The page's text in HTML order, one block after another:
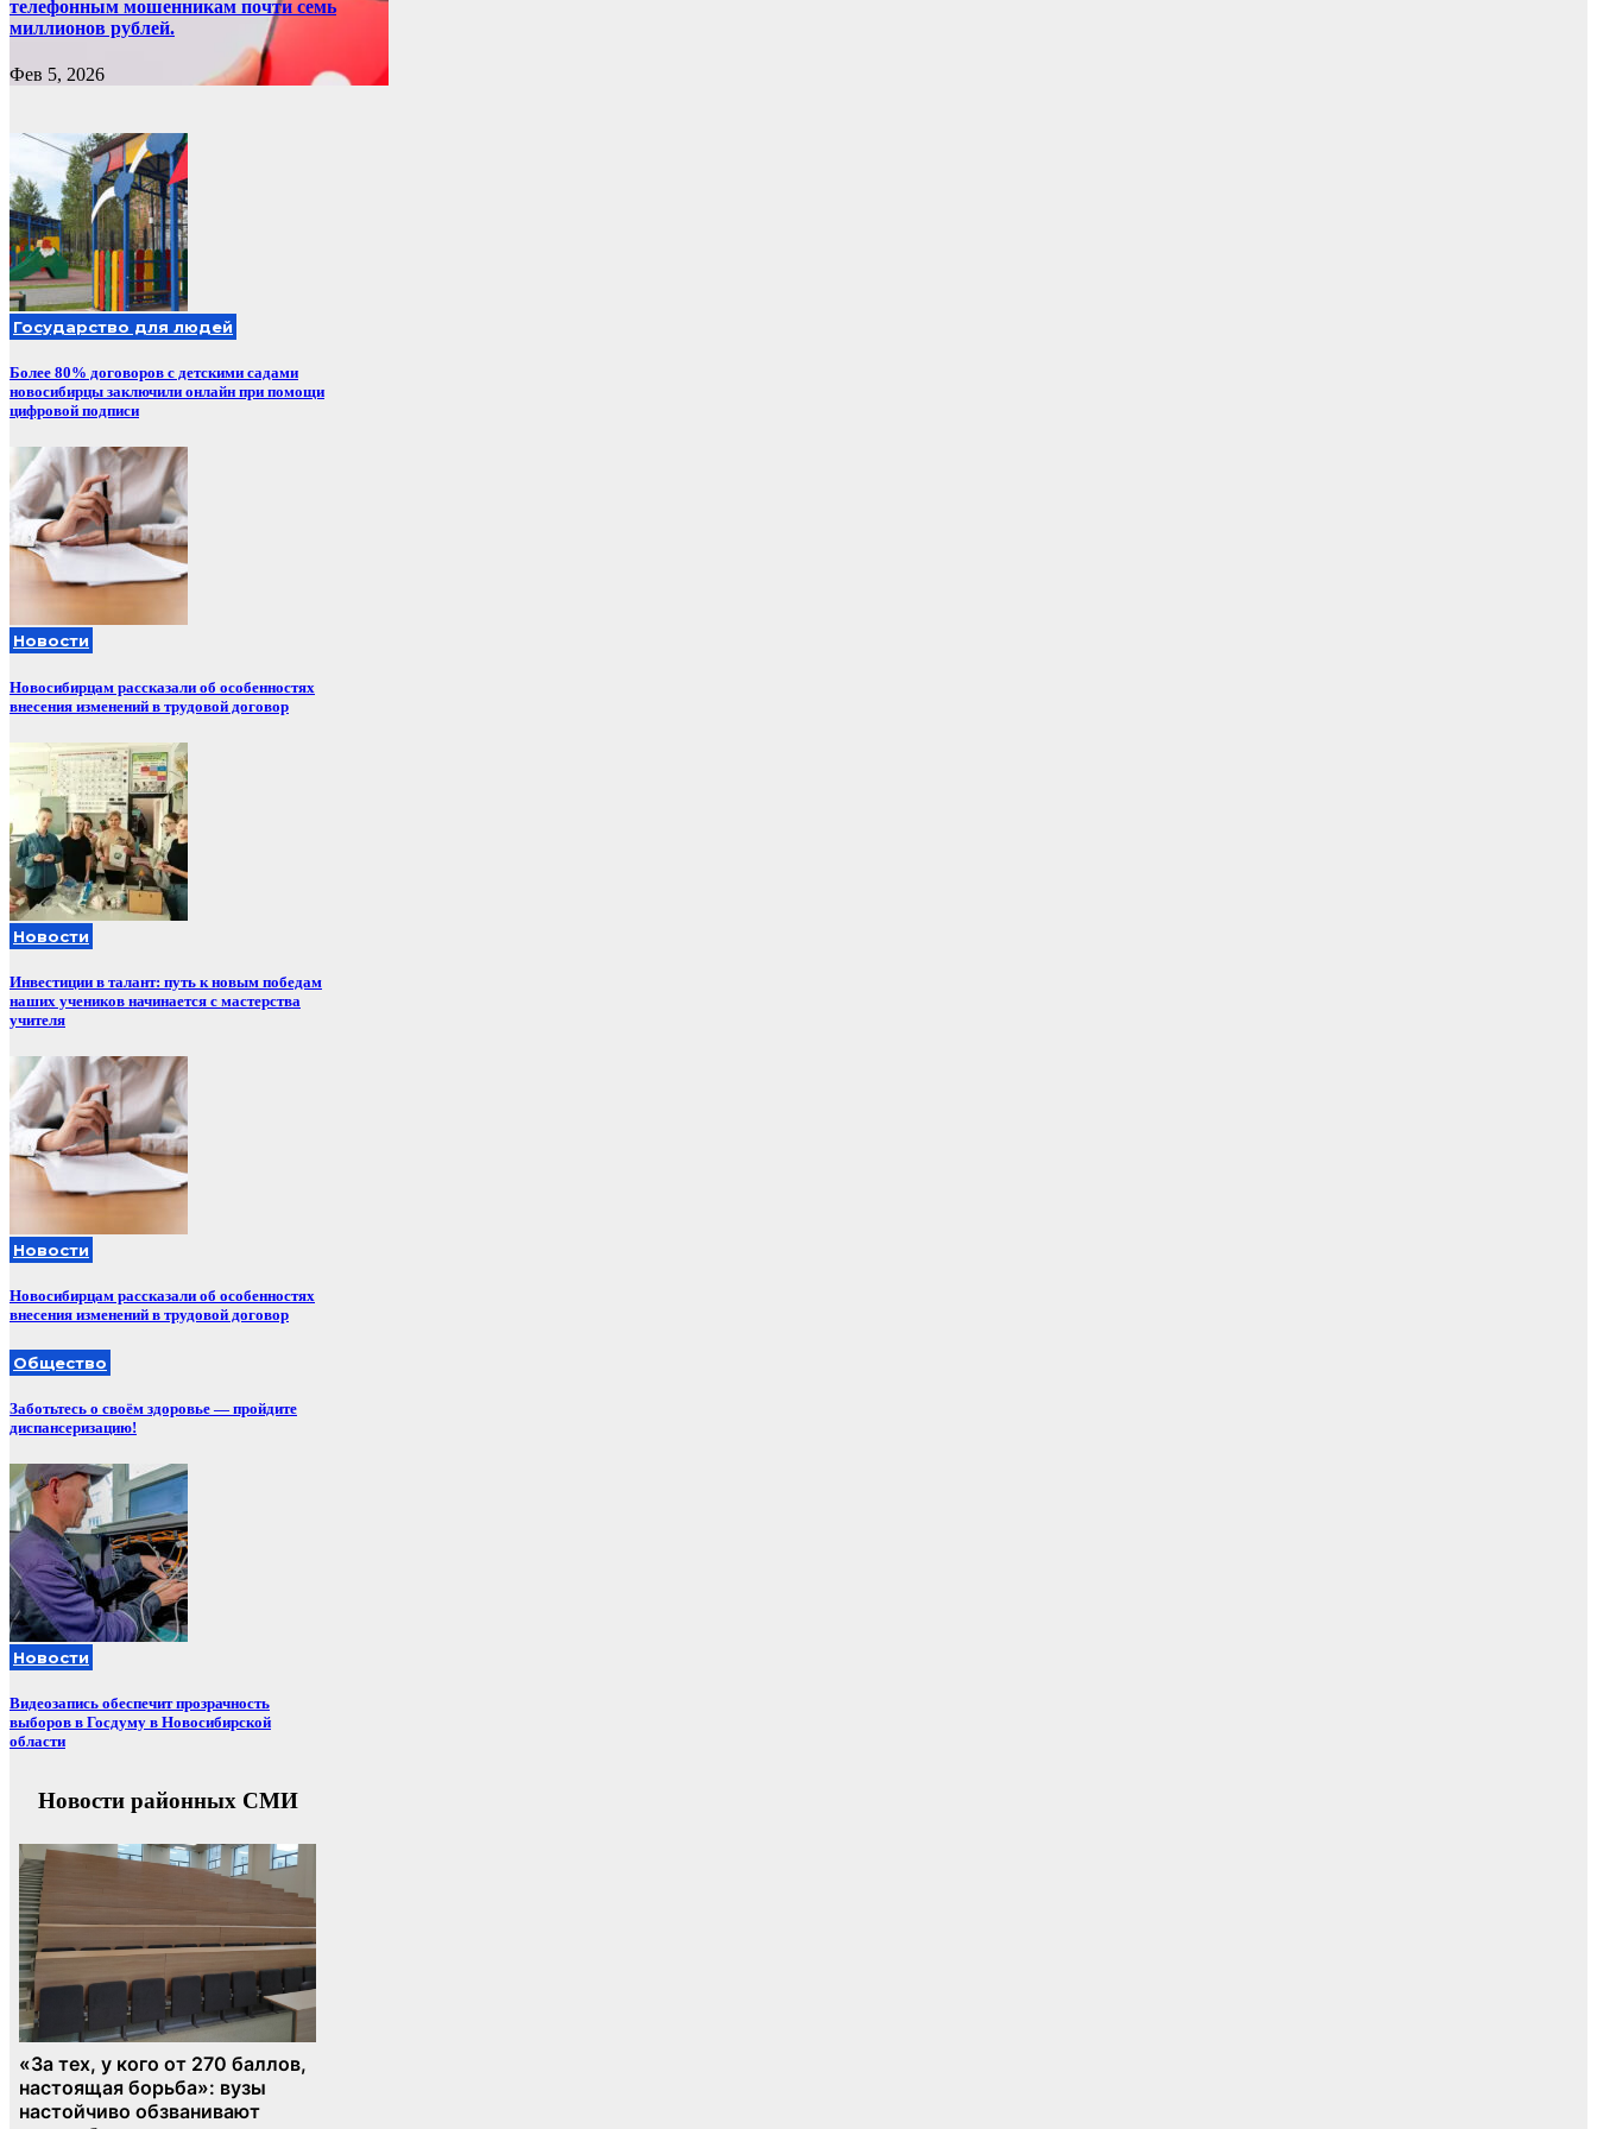
телефонным мошенникам почти семь
миллионов рублей.
Фев 5, 2026
Государство для людей
Более 80% договоров с детскими садами
новосибирцы заключили онлайн при помощи
цифровой подписи
Новости
Новосибирцам рассказали об особенностях
внесения изменений в трудовой договор
Новости
Инвестиции в талант: путь к новым победам
наших учеников начинается с мастерства
учителя
Новости
Новосибирцам рассказали об особенностях
внесения изменений в трудовой договор
Общество
Заботьтесь о своём здоровье — пройдите
диспансеризацию!
Новости
Видеозапись обеспечит прозрачность
выборов в Госдуму в Новосибирской
области